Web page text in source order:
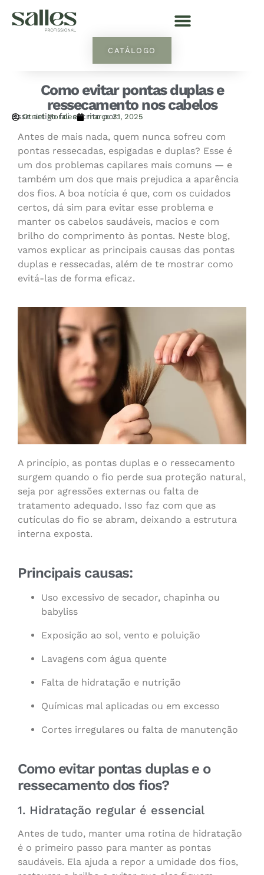
CATÁLOGO
Como evitar pontas duplas e
ressecamento nos cabelos
Esse artigo foi escrito por:
Otniel Morales março 31, 2025
Antes de mais nada, quem nunca sofreu com
pontas ressecadas, espigadas e duplas? Esse é
um dos problemas capilares mais comuns — e
também um dos que mais prejudica a aparência
dos fios. A boa notícia é que, com os cuidados
certos, dá sim para evitar esse problema e
manter os cabelos saudáveis, macios e com
brilho do comprimento às pontas. Neste blog,
vamos explicar as principais causas das pontas
duplas e ressecadas, além de te mostrar como
evitá-las de forma eficaz.
A princípio, as pontas duplas e o ressecamento
surgem quando o fio perde sua proteção natural,
seja por agressões externas ou falta de
tratamento adequado. Isso faz com que as
cutículas do fio se abram, deixando a estrutura
interna exposta.
Principais causas:
Uso excessivo de secador, chapinha ou
babyliss
Exposição ao sol, vento e poluição
Lavagens com água quente
Falta de hidratação e nutrição
Químicas mal aplicadas ou em excesso
Cortes irregulares ou falta de manutenção
Como evitar pontas duplas e o
ressecamento dos fios?
1. Hidratação regular é essencial
Antes de tudo, manter uma rotina de hidratação
é o primeiro passo para manter as pontas
saudáveis. Ela ajuda a repor a umidade dos fios,